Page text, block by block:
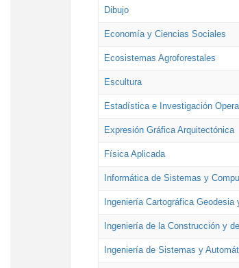
Dibujo
Economía y Ciencias Sociales
Ecosistemas Agroforestales
Escultura
Estadística e Investigación
Expresión Gráfica Arquitectónica
Física Aplicada
Informática de Sistemas y
Ingeniería Cartográfica Geodesia
Ingeniería de la Construcción y
Ingeniería de Sistemas y